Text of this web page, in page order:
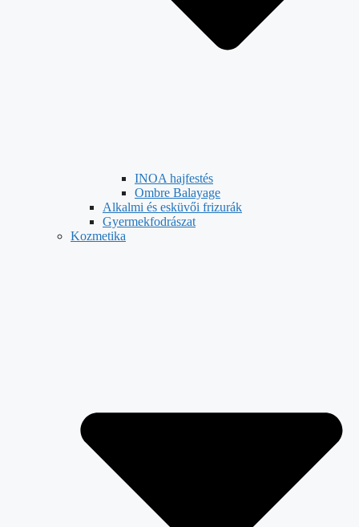
INOA hajfestés
Ombre Balayage
Alkalmi és esküvői frizurák
Gyermekfodrászat
Kozmetika